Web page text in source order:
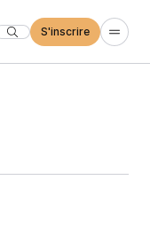
S'inscrire